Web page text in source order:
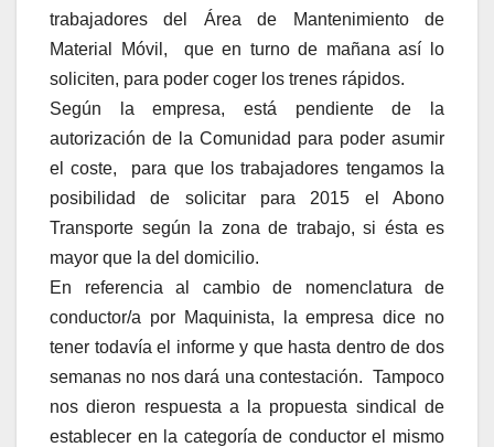
trabajadores del Área de Mantenimiento de
Material Móvil, que en turno de mañana así lo
soliciten, para poder coger los trenes rápidos.
Según la empresa, está pendiente de la
autorización de la Comunidad para poder asumir
el coste, para que los trabajadores tengamos la
posibilidad de solicitar para 2015 el Abono
Transporte según la zona de trabajo, si ésta es
mayor que la del domicilio.
En referencia al cambio de nomenclatura de
conductor/a por Maquinista, la empresa dice no
tener todavía el informe y que hasta dentro de dos
semanas no nos dará una contestación. Tampoco
nos dieron respuesta a la propuesta sindical de
establecer en la categoría de conductor el mismo